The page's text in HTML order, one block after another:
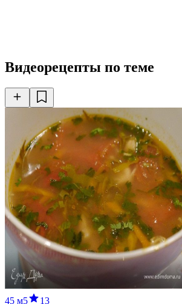
Видеорецепты по теме
45 м5 13